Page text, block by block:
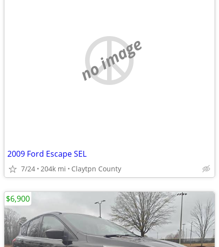
no image
2009 Ford Escape SEL
7/24 204k mi Claytpn County
$6,900